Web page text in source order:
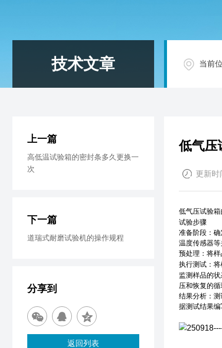
技术文章 当前
低气压
更新时
低气压试验
试验步骤
准备阶段 ：
温度传感器
预处理 ：将
执行测试 ：
监测样品的
压和恢复的
结果分析 ：
据测试结果
上一篇
高低温试验箱的密封条多久更换一
次
下一篇
道瑞式耐磨试验机的操作规程
分享到
返回列表